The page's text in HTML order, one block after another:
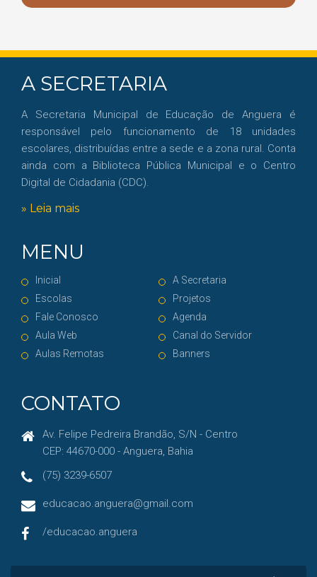
A SECRETARIA
A Secretaria Municipal de Educação de Anguera é
responsável pelo funcionamento de 18 unidades
escolares, distribuídas entre a sede e a zona rural. Conta
ainda com a Biblioteca Pública Municipal e o Centro
Digital de Cidadania (CDC).
» Leia mais
MENU
Inicial
A Secretaria
Escolas
Projetos
Fale Conosco
Agenda
Aula Web
Canal do Servidor
Aulas Remotas
Banners
CONTATO
Av. Felipe Pedreira Brandão, S/N - Centro
CEP: 44670-000 - Anguera, Bahia
(75) 3239-6507
educacao.anguera@gmail.com
/educacao.anguera